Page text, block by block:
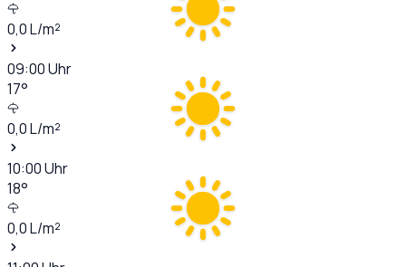
0,0L/m²
09:00Uhr
17°
0,0L/m²
10:00Uhr
18°
0,0L/m²